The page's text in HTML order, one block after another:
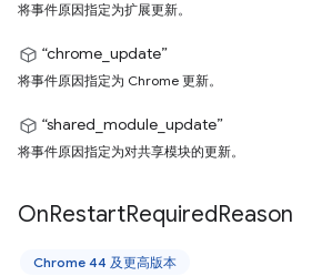
将事件原因指定为扩展更新。
“chrome_update”
将事件原因指定为 Chrome 更新。
“shared_module_update”
将事件原因指定为对共享模块的更新。
OnRestartRequiredReason
Chrome 44 及更高版本